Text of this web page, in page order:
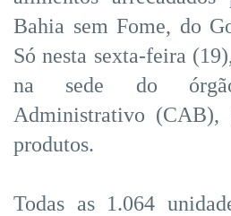
Bahia sem Fome, do
Só nesta sexta-feira
na sede do
Administrativo (CAB),
produtos.
Todas as 1.064